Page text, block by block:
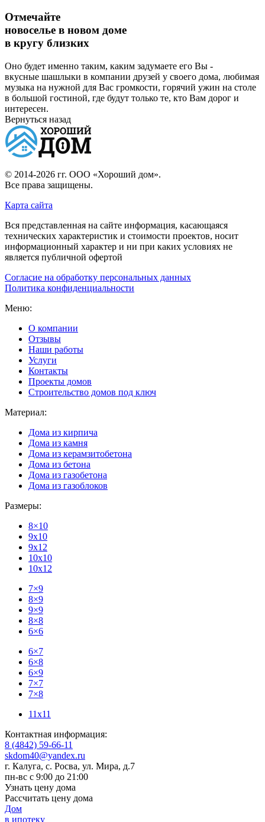
Отмечайте
новоселье в новом доме
в кругу близких
Оно будет именно таким, каким задумаете его Вы -
вкусные шашлыки в компании друзей у своего дома, любимая
музыка на нужной для Вас громкости, горячий ужин на столе
в большой гостиной, где будут только те, кто Вам дорог и
интересен.
Вернуться назад
© 2014-2026 гг. ООО «Хороший дом».
Все права защищены.
Карта сайта
Вся представленная на сайте информация, касающаяся
технических характеристик и стоимости проектов, носит
информационный характер и ни при каких условиях не
является публичной офертой
Согласие на обработку персональных данных
Политика конфиденциальности
Меню:
О компании
Отзывы
Наши работы
Услуги
Контакты
Проекты домов
Строительство домов под ключ
Материал:
Дома из кирпича
Дома из камня
Дома из керамзитобетона
Дома из бетона
Дома из газобетона
Дома из газоблоков
Размеры:
8×10
9x10
9x12
10x10
10x12
7×9
8×9
9×9
8×8
6×6
6×7
6×8
6×9
7×7
7×8
11x11
Контактная информация:
8 (4842) 59-66-11
skdom40@yandex.ru
г. Калуга, с. Росва, ул. Мира, д.7
пн-вс с 9:00 до 21:00
Узнать цену дома
Рассчитать цену дома
Дом
в ипотеку